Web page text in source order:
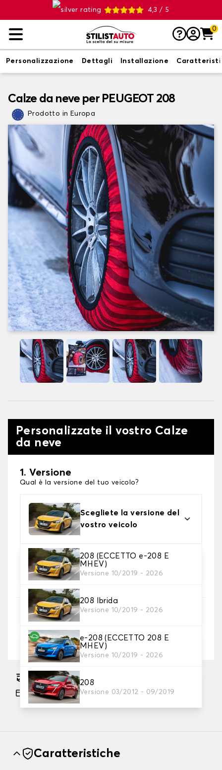
4,3 / 5
0
Personalizzazione Dettagli Installazione
Calze da neve per PEUGEOT 208
Prodotto in Europa
Personalizzate il vostro Calze
da neve
1. Versione
Qual è la versione del tuo veicolo?
Scegliete la versione del
vostro veicolo
208 (ECCETTO e-208 E
MHEV)
Versione 10/2019 - 2026
208 Ibrida
Versione 10/2019 - 2026
e-208 (ECCETTO 208 E
MHEV)
Versione 10/2019 - 2026
208
Versione 03/2012 - 09/2019
2. Finitura a calza
Scegli le calze da neve adatte alle tue necessità
3. Dimensioni
Inserire le dimensioni del pneumatico
Dove posso trovare le misure dei pneumatici?
Consegna gratuita stimata su 12/08/2026
Pagamento in 3x gratuito, a partire da 60 euro
di acquisto.
Caratteristiche